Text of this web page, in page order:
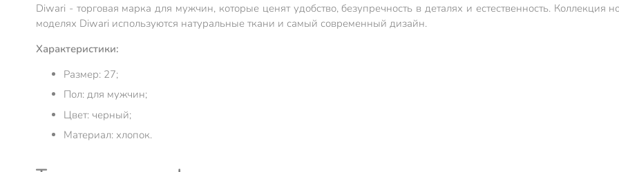
Diwari - торговая марка для мужчин, которые ценят удобство, безупречность в деталях и естественность. Коллекция
моделях Diwari используются натуральные ткани и самый современный дизайн.
Характеристики:
Размер: 27;
Пол: для мужчин;
Цвет: черный;
Материал: хлопок.